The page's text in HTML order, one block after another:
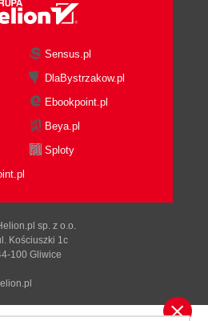
Sensus.pl
DlaBystrzakow.pl
Ebookpoint.pl
Beya.pl
Sploty
sp. z o.o.
Kościuszki 1c
100 Gliwice